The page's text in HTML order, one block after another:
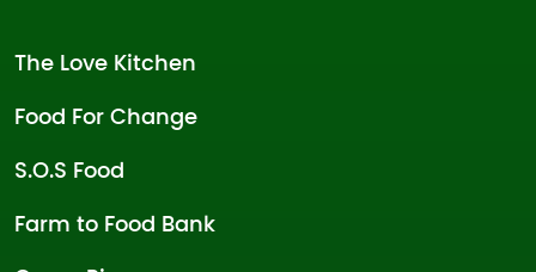
The Love Kitchen
Food For Change
S.O.S Food
Farm to Food Bank